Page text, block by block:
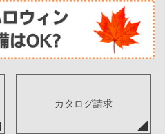
カタログ請求